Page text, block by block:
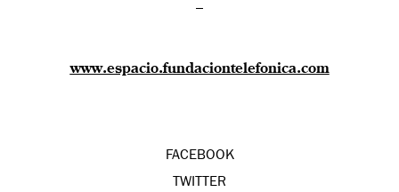
–
www.espacio.fundaciontelefonica.com
FACEBOOK
TWITTER